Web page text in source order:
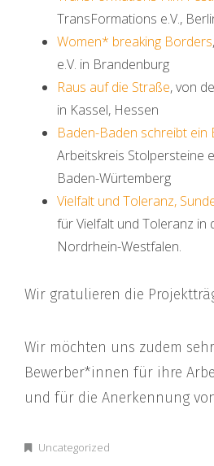
TransFormations e.V.,
Women* breaking Borders
e.V. in Brandenburg
Raus auf die Straße, von
in Kassel, Hessen
Baden-Baden schreibt ein
Arbeitskreis Stolpersteine
Baden-Würtemberg
Vielfalt und Toleranz,
für Vielfalt und Toleranz in
Nordrhein-Westfalen.
Wir gratulieren die
Wir möchten uns zudem
Bewerber*innen für ihre
und für die Anerkennung
Uncategorized